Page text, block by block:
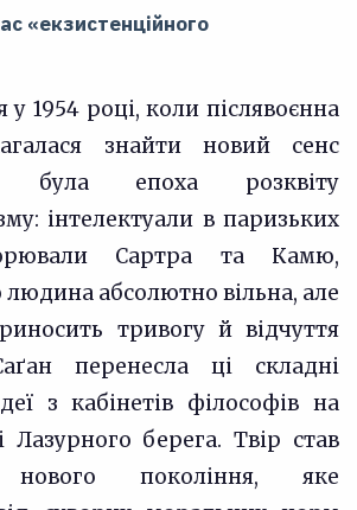
«екзистенційного
у 1954 році, коли післявоєнна
знайти новий сенс
епоха розквіту
інтелектуали в паризьких
Сартра та Камю,
абсолютно вільна, але
тривогу й відчуття
перенесла ці складні
з кабінетів філософів на
Лазурного берега. Твір став
нового покоління, яке